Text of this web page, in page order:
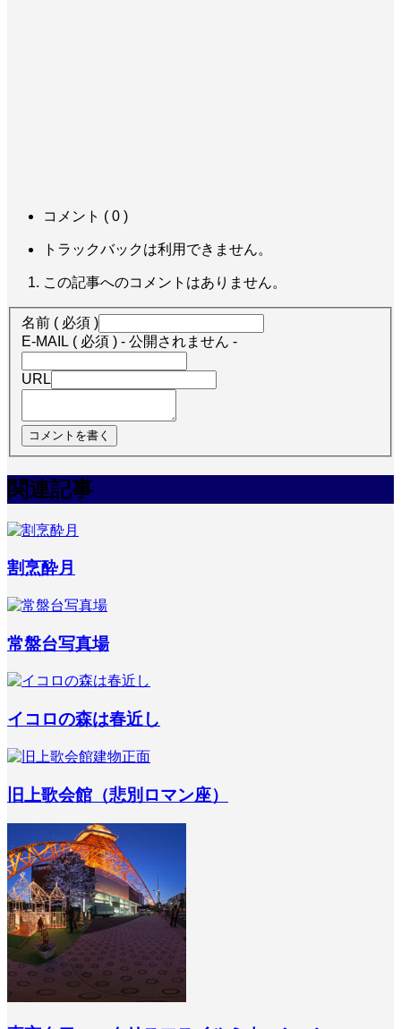
コメント ( 0 )
トラックバックは利用できません。
この記事へのコメントはありません。
名前 ( 必須 )
E-MAIL ( 必須 ) - 公開されません -
URL
関連記事
割烹酔月
常盤台写真場
イコロの森は春近し
旧上歌会館（悲別ロマン座）